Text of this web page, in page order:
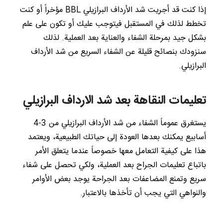
إذا كنت قد أجريت شد الأرداف البرازيلي BBL مؤخراً أو كنت
تخطط لذلك في المستقبل فيتوجب عليك أو تكون على علم
بشكل جيد بمرحلة الشفاء والعناية بعد العملية. لذلك
سنزودك بنصائح قليلة عن الشفاء السريع من شد الأرداف
البرازيلي.
تعليمات النقاهة بعد شد الارداف البرازيلي
يستغرق عموماً الشفاء من شد الأرداف البرازيلي من 3-4
أسابيع يمكنك بعدها العودة إلى حياتك الطبيعية، ويعتمد
هذا على كيفية التعامل معها خصوصاً عندما يتعلق الأمر
باتباع تعليمات الجراح بعد العملية، ولكي تحصل على شفاء
سريع وتمنع المضاعفات بعد الجراحة يوجد بعض الأوامر
والنواهي التي يجب أن تأخذها بالاعتبار.